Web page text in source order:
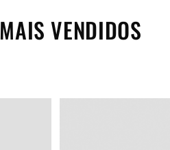
VENDIDOS